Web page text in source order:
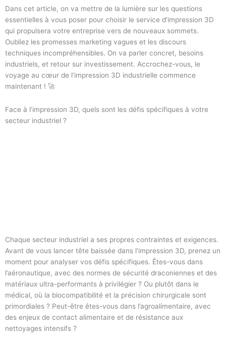
Dans cet article, on va mettre de la lumière sur les questions
essentielles à vous poser pour choisir le service d’impression 3D
qui propulsera votre entreprise vers de nouveaux sommets.
Oubliez les promesses marketing vagues et les discours
techniques incompréhensibles. On va parler concret, besoins
industriels, et retour sur investissement. Accrochez-vous, le
voyage au cœur de l’impression 3D industrielle commence
maintenant ! 🚀
Face à l’impression 3D, quels sont les défis spécifiques à votre
secteur industriel ?
Chaque secteur industriel a ses propres contraintes et exigences.
Avant de vous lancer tête baissée dans l’impression 3D, prenez un
moment pour analyser vos défis spécifiques. Êtes-vous dans
l’aéronautique, avec des normes de sécurité draconiennes et des
matériaux ultra-performants à privilégier ? Ou plutôt dans le
médical, où la biocompatibilité et la précision chirurgicale sont
primordiales ? Peut-être êtes-vous dans l’agroalimentaire, avec
des enjeux de contact alimentaire et de résistance aux
nettoyages intensifs ?